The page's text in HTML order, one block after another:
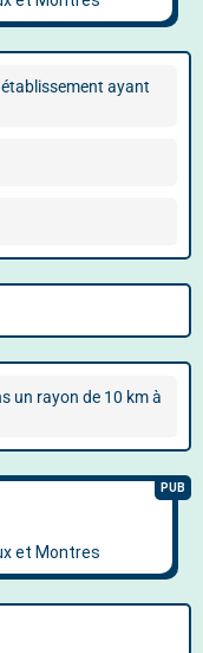
ayant
un rayon de 10 km à